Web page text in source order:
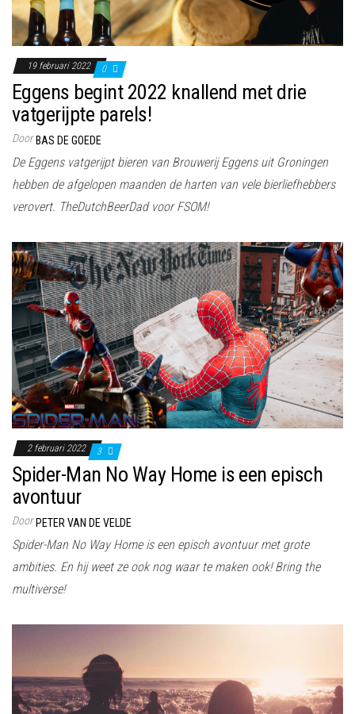
19 februari 2022 0
Eggens begint 2022 knallend met drie
vatgerijpte parels!
Door BAS DE GOEDE
De Eggens vatgerijpt bieren van Brouwerij Eggens uit Groningen
hebben de afgelopen maanden de harten van vele bierliefhebbers
verovert. TheDutchBeerDad voor FSOM!
2 februari 2022 3
Spider-Man No Way Home is een episch
avontuur
Door PETER VAN DE VELDE
Spider-Man No Way Home is een episch avontuur met grote
ambities. En hij weet ze ook nog waar te maken ook! Bring the
multiverse!